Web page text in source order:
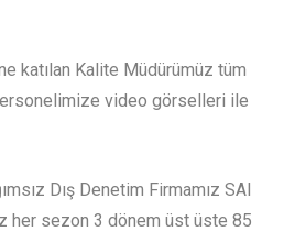
katılan Kalite Müdürümüz tüm
video görselleri ile
Dış Denetim Firmamız SAI
her sezon 3 dönem üst üste 85